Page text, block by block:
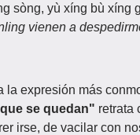
sòng, yù xíng bù xíng
vienen a
la expresión más
se quedan" retrata
irse, de vacilar con